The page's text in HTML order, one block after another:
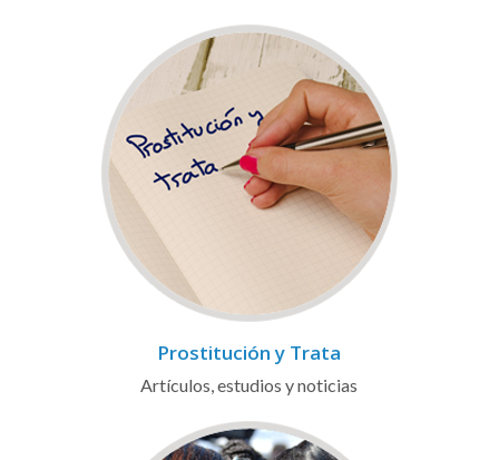
Prostitución y Trata
Artículos, estudios y noticias